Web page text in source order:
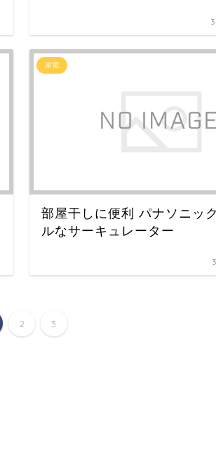
家電
部屋干しに便利 パナソニッ
ルなサーキュレーター
2 3